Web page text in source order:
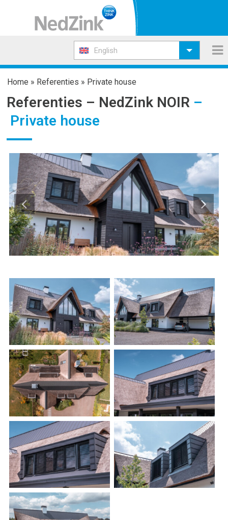
English
Home » Referenties » Private house
Referenties – NedZink NOIR –
Private house